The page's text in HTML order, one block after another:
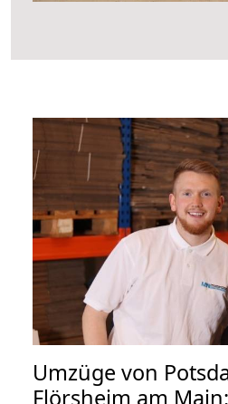
Umzüge von
Flörsheim am